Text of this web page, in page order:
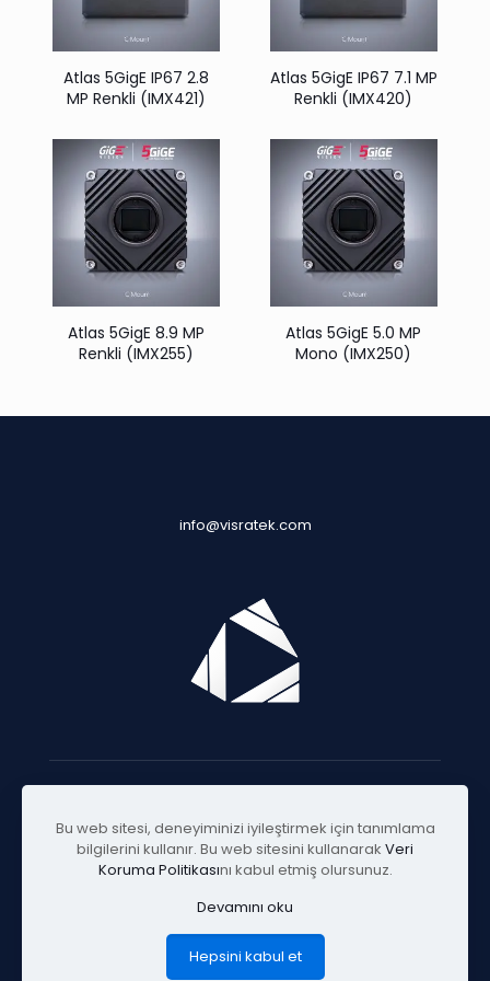
Atlas 5GigE IP67 2.8
MP Renkli (IMX421)
Atlas 5GigE IP67 7.1 MP
Renkli (IMX420)
Atlas 5GigE 8.9 MP
Renkli (IMX255)
Atlas 5GigE 5.0 MP
Mono (IMX250)
info@visratek.com
© 2025 Visratek
Bu web sitesi, deneyiminizi iyileştirmek için tanımlama
bilgilerini kullanır. Bu web sitesini kullanarak Veri
Koruma Politikasını kabul etmiş olursunuz.
Devamını oku
Hepsini kabul et